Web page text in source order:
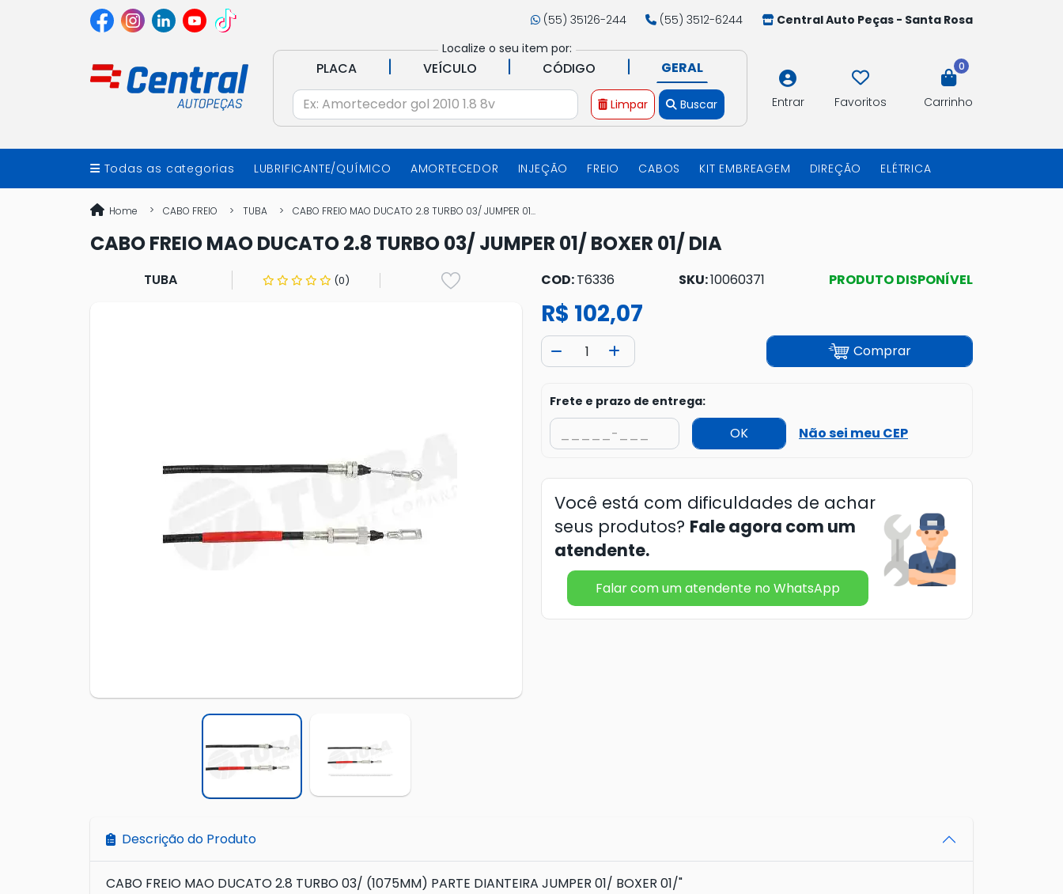
(55) 35126-244 (55) 3512-6244
Central Auto Peças - Santa Rosa
Localize o seu item por:
PLACA | VEÍCULO | CÓDIGO | GERAL
Limpar Buscar Entrar Favoritos
0
Carrinho
Todas as categorias LUBRIFICANTE/QUÍMICO AMORTECEDOR INJEÇÃO FREIO CABOS KIT EMBREAGEM DIREÇÃO ELÉTRICA
Home CABO FREIO TUBA CABO FREIO MAO DUCATO 2.8 TURBO 03/ JUMPER 01...
CABO FREIO MAO DUCATO 2.8 TURBO 03/ JUMPER 01/ BOXER 01/ DIA
TUBA (0) COD:T6336 SKU:10060371 PRODUTO DISPONÍVEL
R$ 102,07
Comprar
Frete e prazo de entrega:
OK Não sei meu CEP
Você está com dificuldades de achar
seus produtos? Fale agora com um
atendente.
Falar com um atendente no WhatsApp
Descrição do Produto
CABO FREIO MAO DUCATO 2.8 TURBO 03/ (1075MM) PARTE DIANTEIRA JUMPER 01/ BOXER 01/"